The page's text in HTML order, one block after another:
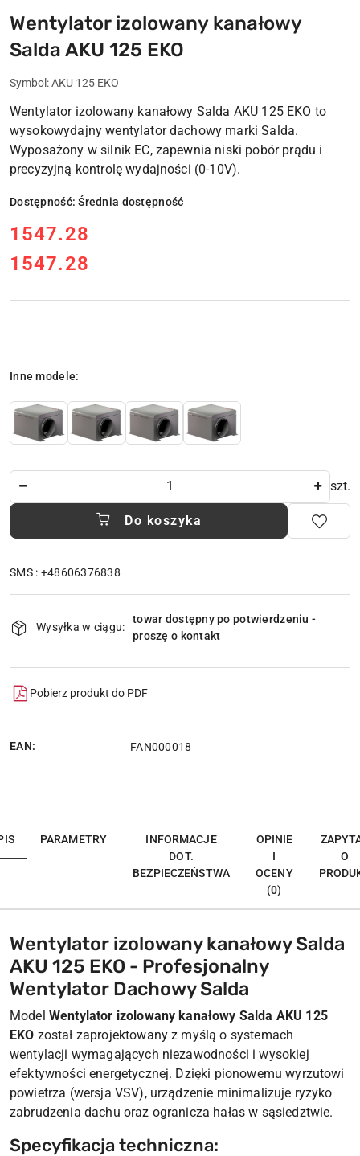
Wentylator izolowany kanałowy
Salda AKU 125 EKO
Symbol:AKU 125 EKO
Wentylator izolowany kanałowy Salda AKU 125 EKO to
wysokowydajny wentylator dachowy marki Salda.
Wyposażony w silnik EC, zapewnia niski pobór prądu i
precyzyjną kontrolę wydajności (0-10V).
Dostępność:Średnia dostępność
cena:
1547.28
Cena:
1547.28
Wariant
Inne modele:
szt.
Do koszyka
SMS : +48606376838
i
Wysyłka w ciągu:
towar dostępny po potwierdzeniu -
proszę o kontakt
Pobierz produkt do PDF
EAN: FAN000018
PARAMETRY
INFORMACJE
DOT.
BEZPIECZEŃSTWA
OPINIE
I
OCENY
(0)
O
Wentylator izolowany kanałowy Salda
AKU 125 EKO - Profesjonalny
Wentylator Dachowy Salda
Model Wentylator izolowany kanałowy Salda AKU 125
EKO został zaprojektowany z myślą o systemach
wentylacji wymagających niezawodności i wysokiej
efektywności energetycznej. Dzięki pionowemu wyrzutowi
powietrza (wersja VSV), urządzenie minimalizuje ryzyko
zabrudzenia dachu oraz ogranicza hałas w sąsiedztwie.
Specyfikacja techniczna: